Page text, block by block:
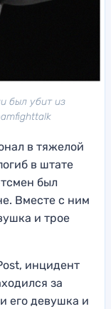
был убит из
в тяжелой
в штате
был
Вместе с ним
и трое
инцидент
за
его девушка и